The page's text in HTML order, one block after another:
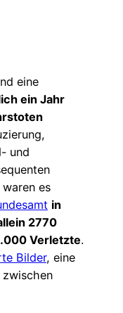
eine
ein Jahr
und
es
in
2770
Verletzte.
Bilder, eine
zwischen